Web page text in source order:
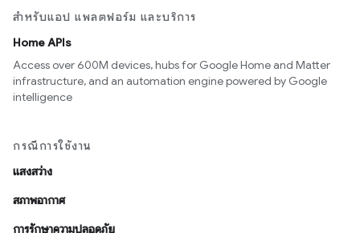
สำหรับแอป แพลตฟอร์ม และบริการ
Home APIs
Access over 600M devices, hubs for Google Home and Matter
infrastructure, and an automation engine powered by Google
intelligence
กรณีการใช้งาน
แสงสว่าง
สภาพอากาศ
การรักษาความปลอดภัย